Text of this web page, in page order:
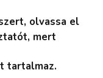
olvassa el
mert
tartalmaz.